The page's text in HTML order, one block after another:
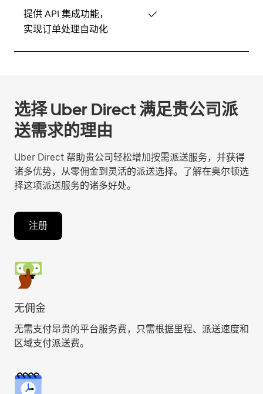
提供 API 集成功能，
实现订单处理自动化
✓
选择 Uber Direct 满足贵公司派
送需求的理由
Uber Direct 帮助贵公司轻松增加按需派送服务，并获得
诸多优势，从零佣金到灵活的派送选择。了解在奥尔顿选
择这项派送服务的诸多好处。
注册
无佣金
无需支付昂贵的平台服务费，只需根据里程、派送速度和
区域支付派送费。